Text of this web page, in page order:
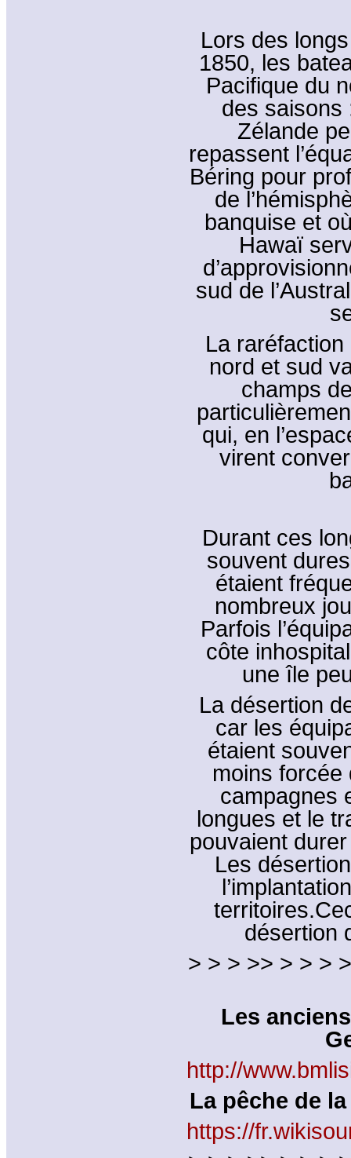
Lors des
1850, les
Pacifique du
des saisons
Zélande
repassent
Béring pour
de
banquise et
Hawaï
sud de
La raréfaction
nord et sud
champs
qui, en
virent
Durant ces
souvent
étaient
nombreux
Parfois
côte
une île
La désertion
car les
étaient
moins
campagnes
longues et le
pouvaient
Les
désertion
> > > >> > > >
Les
http://
La pêche de
https://